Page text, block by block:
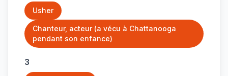
Usher
Chanteur, acteur (a vécu à Chattanooga
pendant son enfance)
3